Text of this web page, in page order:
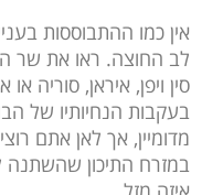
אין כמו ההתבוססות
לב החוצה. ראו את שר
סין ויפן, איראן, סוריה
בעקבות הנחיותיו של
מדומיין, אך לאן אתם
במזרח התיכון שהשתנה